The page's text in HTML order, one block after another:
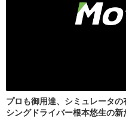
プロも御用達、シミュレータ
シングドライバー根本悠生の